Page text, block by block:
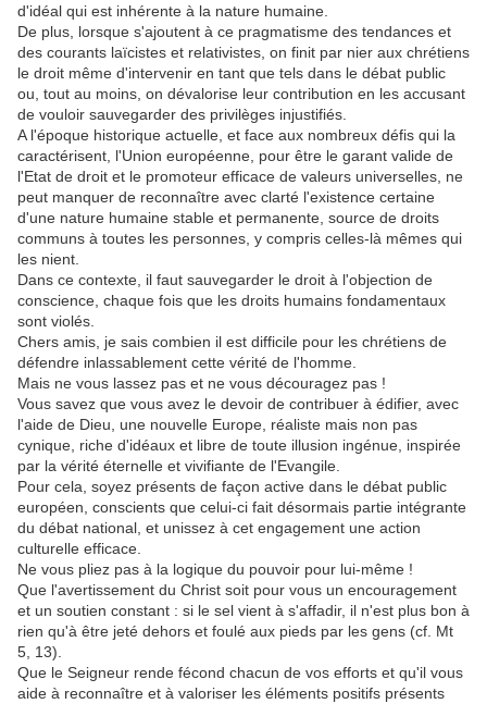
d'idéal qui est inhérente à la nature humaine.
De plus, lorsque s'ajoutent à ce pragmatisme des tendances et
des courants laïcistes et relativistes, on finit par nier aux chrétiens
le droit même d'intervenir en tant que tels dans le débat public
ou, tout au moins, on dévalorise leur contribution en les accusant
de vouloir sauvegarder des privilèges injustifiés.
A l'époque historique actuelle, et face aux nombreux défis qui la
caractérisent, l'Union européenne, pour être le garant valide de
l'Etat de droit et le promoteur efficace de valeurs universelles, ne
peut manquer de reconnaître avec clarté l'existence certaine
d'une nature humaine stable et permanente, source de droits
communs à toutes les personnes, y compris celles-là mêmes qui
les nient.
Dans ce contexte, il faut sauvegarder le droit à l'objection de
conscience, chaque fois que les droits humains fondamentaux
sont violés.
Chers amis, je sais combien il est difficile pour les chrétiens de
défendre inlassablement cette vérité de l'homme.
Mais ne vous lassez pas et ne vous découragez pas !
Vous savez que vous avez le devoir de contribuer à édifier, avec
l'aide de Dieu, une nouvelle Europe, réaliste mais non pas
cynique, riche d'idéaux et libre de toute illusion ingénue, inspirée
par la vérité éternelle et vivifiante de l'Evangile.
Pour cela, soyez présents de façon active dans le débat public
européen, conscients que celui-ci fait désormais partie intégrante
du débat national, et unissez à cet engagement une action
culturelle efficace.
Ne vous pliez pas à la logique du pouvoir pour lui-même !
Que l'avertissement du Christ soit pour vous un encouragement
et un soutien constant : si le sel vient à s'affadir, il n'est plus bon à
rien qu'à être jeté dehors et foulé aux pieds par les gens (cf. Mt
5, 13).
Que le Seigneur rende fécond chacun de vos efforts et qu'il vous
aide à reconnaître et à valoriser les éléments positifs présents